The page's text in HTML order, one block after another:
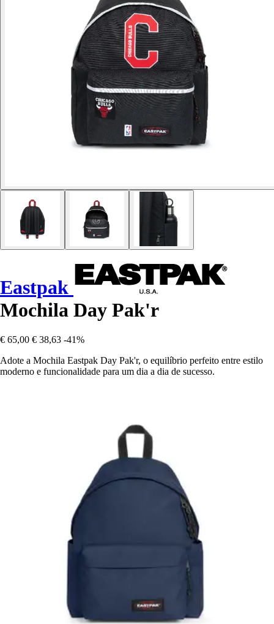
Eastpak
Mochila Day Pak'r
€ 65,00 € 38,63 -41%
Adote a Mochila Eastpak Day Pak'r, o equilíbrio perfeito entre estilo
moderno e funcionalidade para um dia a dia de sucesso.